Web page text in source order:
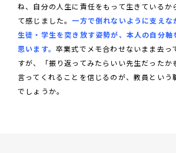
ね、自分の人生に責任をもって生きているか
て感じました。 一方で倒れないように支えな
生徒・学生を突き放す姿勢が、本人の自分軸
思います。 卒業式でメモ合わせないまま去っ
すが、「振り返ってみたらいい先生だったか
言ってくれることを信じるのが、教員という
でしょうか。